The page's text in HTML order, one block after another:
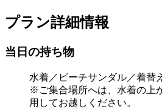
プラン詳細情報
当日の持ち物
水着／ビーチサンダル／着替
※ご集合場所へは、水着の上
用してお越しください。